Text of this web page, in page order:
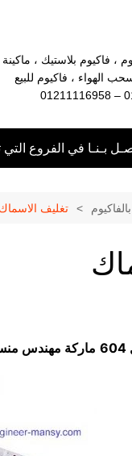
، فاكيوم بلاستيك ، ماكينة
الهواء ، فاكيوم للبيع
بـنـا في الفروع
تغليف الاسماك
ماركة مهندس